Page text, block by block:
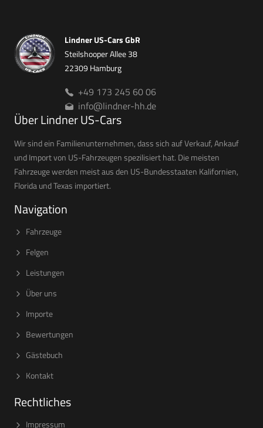
Lindner US-Cars GbR
Steilshooper Allee 38
22309 Hamburg
+49 173 245 60 06
info@lindner-hh.de
Über Lindner US-Cars
Wir sind ein Familienunternehmen, dass sich auf Verkauf, Ankauf
und Import von US-Fahrzeugen spezilisiert hat. Die meisten
Fahrzeuge werden meist aus den US-Bundesstaaten Kalifornien,
Florida und Texas importiert.
Navigation
Fahrzeuge
Felgen
Leistungen
Über uns
Importe
Bewertungen
Gästebuch
Kontakt
Rechtliches
Impressum